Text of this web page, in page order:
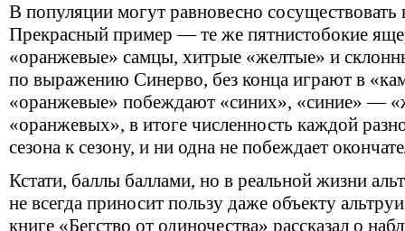
В популяции могут равновесно сосуществовать
Прекрасный пример — те же пятнистобокие
«оранжевые» самцы, хитрые «желтые» и
по выражению Синерво, без конца играют в
«оранжевые» побеждают «синих», «синие» —
«оранжевых», в итоге численность каждой
сезона к сезону, и ни одна не побеждает
Кстати, баллы баллами, но в реальной жизни
не всегда приносит пользу даже объекту
книге «Бегство от одиночества» рассказал о